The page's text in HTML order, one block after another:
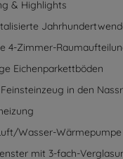
& Highlights
4-Zimmer-
Eichenparkettböden
in den
Wasser-Wärmepumpe
mit 3-fach-